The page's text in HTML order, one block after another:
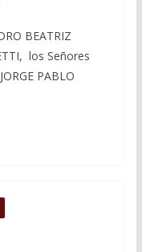
BEATRIZ
los Señores
PABLO